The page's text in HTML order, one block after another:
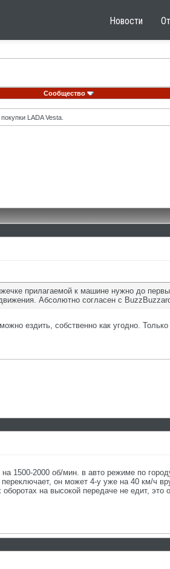
Новости
Сообщество
LADA Vesta.
прилагаемой к машине нужно до
Абсолютно согласен с
ездить, собственно как угодно.
1500-2000 об/мин. в авто режиме по
он может 4-у уже на 40 км/ч
на высокой передаче не едит,